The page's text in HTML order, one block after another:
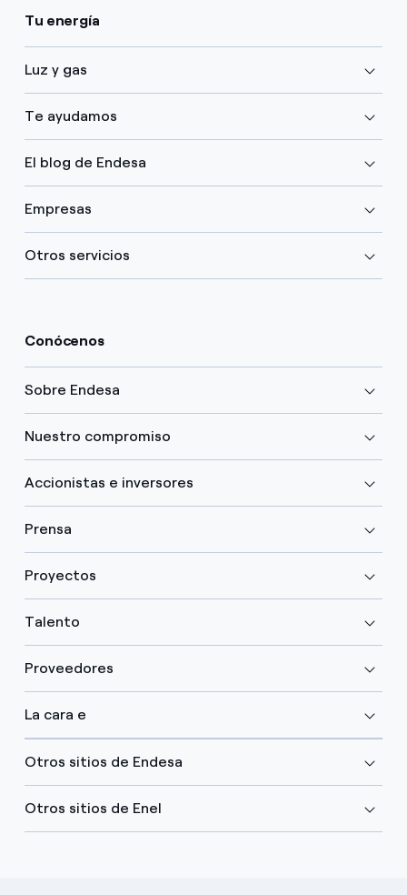
Tu energía
Luz y gas
Te ayudamos
El blog de Endesa
Empresas
Otros servicios
Conócenos
Sobre Endesa
Nuestro compromiso
Accionistas e inversores
Prensa
Proyectos
Talento
Proveedores
La cara e
Otros sitios de Endesa
Otros sitios de Enel